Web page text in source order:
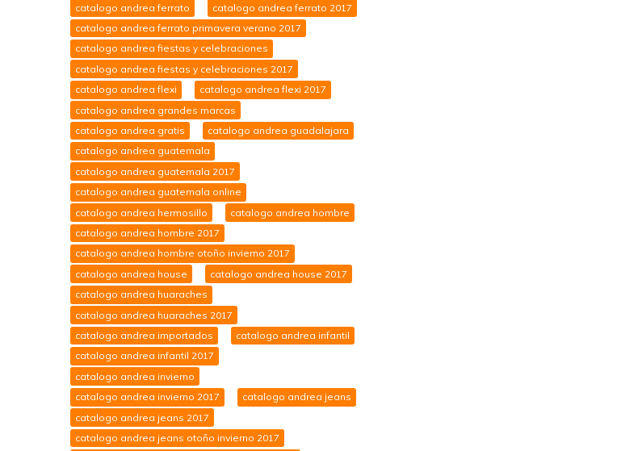
catalogo andrea ferrato
catalogo andrea ferrato 2017
catalogo andrea ferrato primavera verano 2017
catalogo andrea fiestas y celebraciones
catalogo andrea fiestas y celebraciones 2017
catalogo andrea flexi
catalogo andrea flexi 2017
catalogo andrea grandes marcas
catalogo andrea gratis
catalogo andrea guadalajara
catalogo andrea guatemala
catalogo andrea guatemala 2017
catalogo andrea guatemala online
catalogo andrea hermosillo
catalogo andrea hombre
catalogo andrea hombre 2017
catalogo andrea hombre otoño invierno 2017
catalogo andrea house
catalogo andrea house 2017
catalogo andrea huaraches
catalogo andrea huaraches 2017
catalogo andrea importados
catalogo andrea infantil
catalogo andrea infantil 2017
catalogo andrea invierno
catalogo andrea invierno 2017
catalogo andrea jeans
catalogo andrea jeans 2017
catalogo andrea jeans otoño invierno 2017